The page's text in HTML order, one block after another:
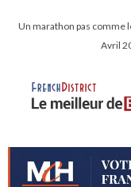
Un marathon pas comme
Avril